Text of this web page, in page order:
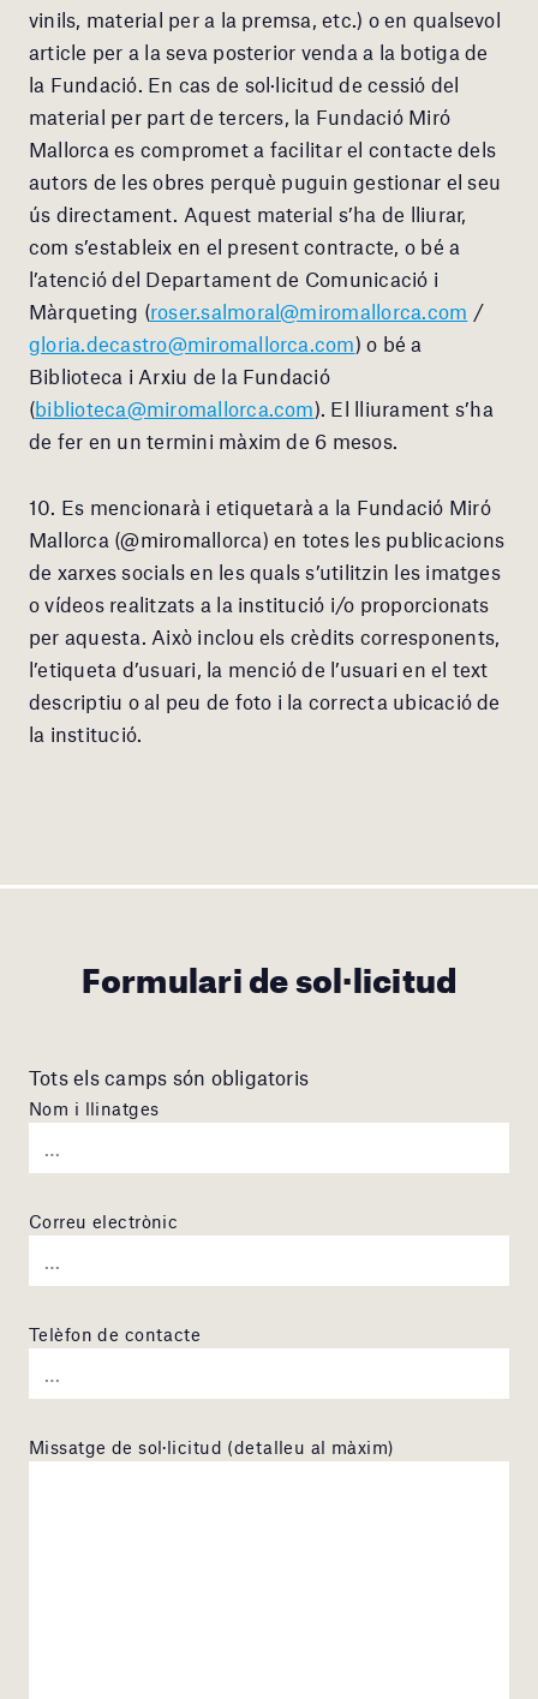
vinils, material per a la premsa, etc.) o en qualsevol
article per a la seva posterior venda a la botiga de
la Fundació. En cas de sol·licitud de cessió del
material per part de tercers, la Fundació Miró
Mallorca es compromet a facilitar el contacte dels
autors de les obres perquè puguin gestionar el seu
ús directament. Aquest material s’ha de lliurar,
com s’estableix en el present contracte, o bé a
l’atenció del Departament de Comunicació i
Màrqueting (roser.salmoral@miromallorca.com /
gloria.decastro@miromallorca.com) o bé a
Biblioteca i Arxiu de la Fundació
(biblioteca@miromallorca.com). El lliurament s’ha
de fer en un termini màxim de 6 mesos.
10. Es mencionarà i etiquetarà a la Fundació Miró
Mallorca (@miromallorca) en totes les publicacions
de xarxes socials en les quals s’utilitzin les imatges
o vídeos realitzats a la institució i/o proporcionats
per aquesta. Això inclou els crèdits corresponents,
l’etiqueta d’usuari, la menció de l’usuari en el text
descriptiu o al peu de foto i la correcta ubicació de
la institució.
Formulari de sol·licitud
Tots els camps són obligatoris
Nom i llinatges
Correu electrònic
Telèfon de contacte
Missatge de sol·licitud (detalleu al màxim)